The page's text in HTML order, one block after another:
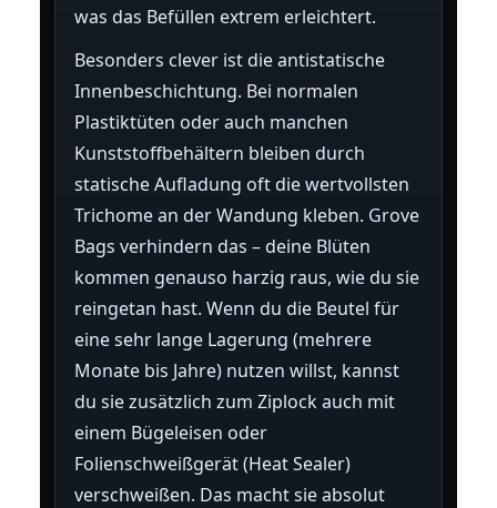
was das Befüllen extrem erleichtert.
Besonders clever ist die antistatische
Innenbeschichtung. Bei normalen
Plastiktüten oder auch manchen
Kunststoffbehältern bleiben durch
statische Aufladung oft die wertvollsten
Trichome an der Wandung kleben. Grove
Bags verhindern das – deine Blüten
kommen genauso harzig raus, wie du sie
reingetan hast. Wenn du die Beutel für
eine sehr lange Lagerung (mehrere
Monate bis Jahre) nutzen willst, kannst
du sie zusätzlich zum Ziplock auch mit
einem Bügeleisen oder
Folienschweißgerät (Heat Sealer)
verschweißen. Das macht sie absolut